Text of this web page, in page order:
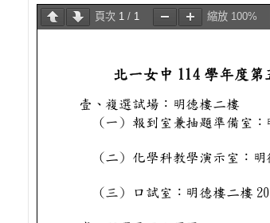
頁次 1 / 1 縮放 100%